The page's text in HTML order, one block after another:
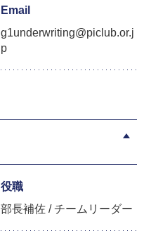
Email
g1underwriting@piclub.or.j
p
役職
部長補佐 / チームリーダー